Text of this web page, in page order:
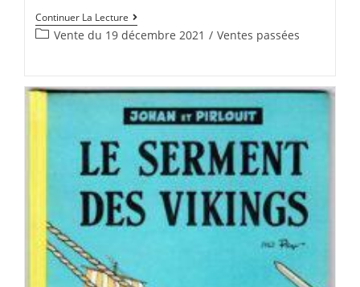
Continuer La Lecture
Vente du 19 décembre 2021 / Ventes passées